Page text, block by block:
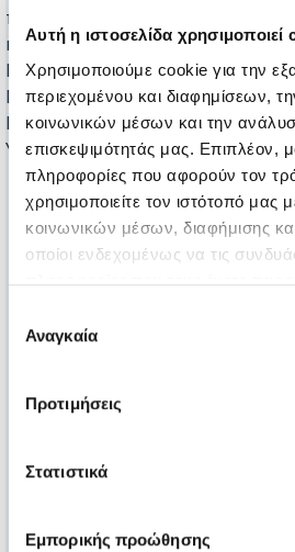
Αυτή η ιστοσελίδα χρησιμοποιεί
Χρησιμοποιούμε cookie για την
περιεχομένου και διαφημίσεων,
κοινωνικών μέσων και την
επισκεψιμότητάς μας. Επιπλέον,
πληροφορίες που αφορούν τον
χρησιμοποιείτε τον ιστότοπό μας
κοινωνικών μέσων, διαφήμισης
οποίοι ενδεχομένως να τις
των υπηρεσιών τους.
συγκατάθεσης
Αναγκαία
Προτιμήσεις
Στατιστικά
Εμπορικής προώθησης
πρώιμης παιδικής παρέμβασης
κυρία Σταυρόπουλου Ευγενία,
Προγραμμάτων, την κυρία
Προϊσταμένη των Τμημάτων
Παπαδόπουλο Μιχάλη,
Υπηρεσίας της ΕΛΕΠΑΠ.